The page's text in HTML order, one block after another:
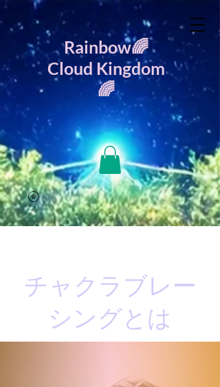
🌈Rainbow
Cloud Kingdom
🌈
チャクラブレー
シングとは